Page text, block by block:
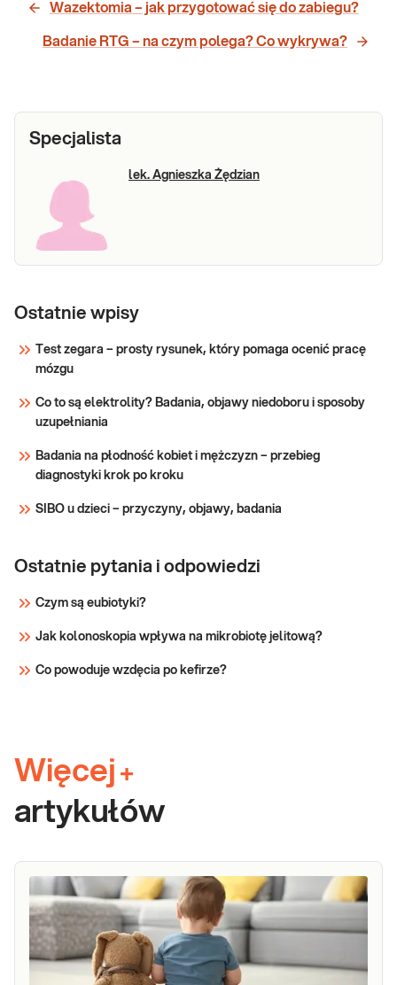
Wazektomia – jak przygotować się do zabiegu?
Badanie RTG – na czym polega? Co wykrywa?
Specjalista
lek. Agnieszka Żędzian
Ostatnie wpisy
Test zegara – prosty rysunek, który pomaga ocenić pracę
mózgu
Co to są elektrolity? Badania, objawy niedoboru i sposoby
uzupełniania
Badania na płodność kobiet i mężczyzn – przebieg
diagnostyki krok po kroku
SIBO u dzieci – przyczyny, objawy, badania
Ostatnie pytania i odpowiedzi
Czym są eubiotyki?
Jak kolonoskopia wpływa na mikrobiotę jelitową?
Co powoduje wzdęcia po kefirze?
Więcej +
artykułów